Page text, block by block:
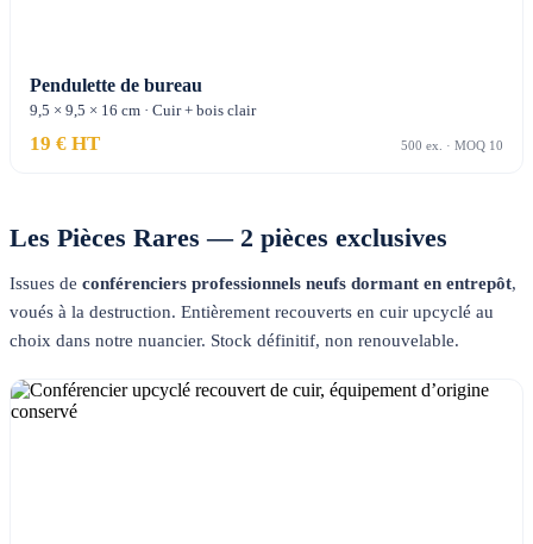
Pendulette de bureau
9,5 × 9,5 × 16 cm · Cuir + bois clair
19 € HT 500 ex. · MOQ 10
Les Pièces Rares — 2 pièces exclusives
Issues de conférenciers professionnels neufs dormant en entrepôt,
voués à la destruction. Entièrement recouverts en cuir upcyclé au
choix dans notre nuancier. Stock définitif, non renouvelable.